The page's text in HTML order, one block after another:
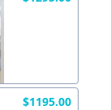
$1195.00